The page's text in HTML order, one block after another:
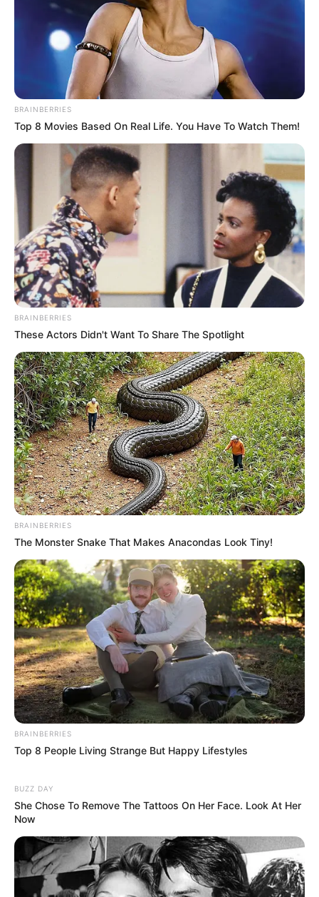
BRAINBERRIES
Top 8 Movies Based On Real Life. You Have To Watch Them!
BRAINBERRIES
These Actors Didn't Want To Share The Spotlight
BRAINBERRIES
The Monster Snake That Makes Anacondas Look Tiny!
BRAINBERRIES
Top 8 People Living Strange But Happy Lifestyles
BUZZ DAY
She Chose To Remove The Tattoos On Her Face. Look At Her
Now